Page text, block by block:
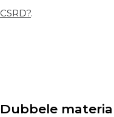
CSRD?.
Dubbele